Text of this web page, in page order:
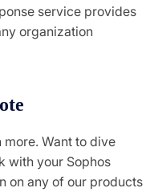
service provides
organization
more. Want to dive
with your Sophos
on any of our products